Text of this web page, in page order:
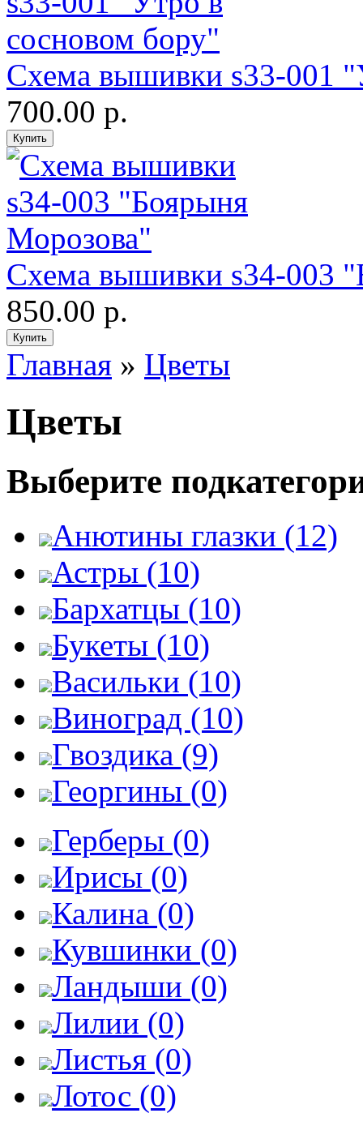
Схема вышивки s33-001
700.00 р.
Схема вышивки s34-003
850.00 р.
Главная » Цветы
Цветы
Выберите
Анютины глазки (12)
Астры (10)
Бархатцы (10)
Букеты (10)
Васильки (10)
Виноград (10)
Гвоздика (9)
Георгины (0)
Герберы (0)
Ирисы (0)
Калина (0)
Кувшинки (0)
Ландыши (0)
Лилии (0)
Листья (0)
Лотос (0)